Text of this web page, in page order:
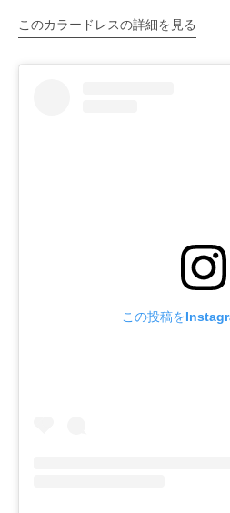
このカラードレスの詳細を見る
この投稿を